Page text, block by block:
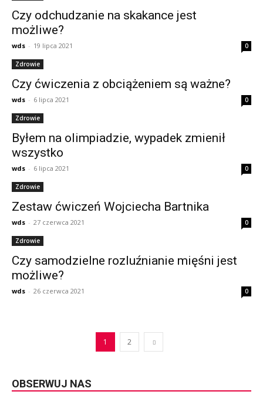
Czy odchudzanie na skakance jest
możliwe?
wds - 19 lipca 2021 0
Zdrowie
Czy ćwiczenia z obciążeniem są ważne?
wds - 6 lipca 2021 0
Zdrowie
Byłem na olimpiadzie, wypadek zmienił
wszystko
wds - 6 lipca 2021 0
Zdrowie
Zestaw ćwiczeń Wojciecha Bartnika
wds - 27 czerwca 2021 0
Zdrowie
Czy samodzielne rozluźnianie mięśni jest
możliwe?
wds - 26 czerwca 2021 0
1 2
OBSERWUJ NAS